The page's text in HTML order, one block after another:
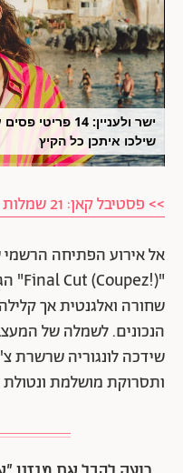
ישר ולעניין: 14
שילכו איתכן כל הקיץ
>> פסטיבל קאן: 21 שמלות בלתי נשכחות מכל הזמנים
אל אירוע הפתיחה
שחורה ואלגנטית אך
הנכונים. לשמלה של
שידכה לונגוריה שרשרת
ותסרוקת מושלמת